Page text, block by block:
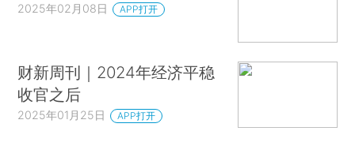
2025年02月08日 APP打开
财新周刊｜2024年经济平稳
收官之后
2025年01月25日 APP打开